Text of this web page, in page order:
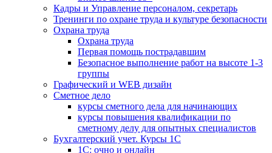
Кадры и Управление персоналом, секретарь
Тренинги по охране труда и культуре безопасности
Охрана труда
Охрана труда
Первая помощь пострадавшим
Безопасное выполнение работ на высоте 1-3
группы
Графический и WEB дизайн
Сметное дело
курсы сметного дела для начинающих
курсы повышения квалификации по
сметному делу для опытных специалистов
Бухгалтерский учет. Курсы 1С
1С: очно и онлайн